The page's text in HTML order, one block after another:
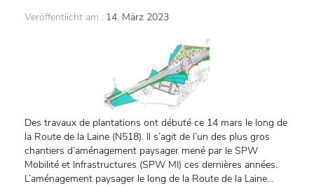
Veröffentlicht am : 14. März 2023
Des travaux de plantations ont débuté ce 14 mars le long de
la Route de la Laine (N518). Il s’agit de l’un des plus gros
chantiers d’aménagement paysager mené par le SPW
Mobilité et Infrastructures (SPW MI) ces dernières années.
L’aménagement paysager le long de la Route de la Laine...